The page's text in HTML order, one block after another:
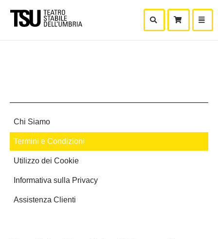
Mostra Ricerca
Chi Siamo
Termini e Condizioni
Utilizzo dei Cookie
Informativa sulla Privacy
Assistenza Clienti